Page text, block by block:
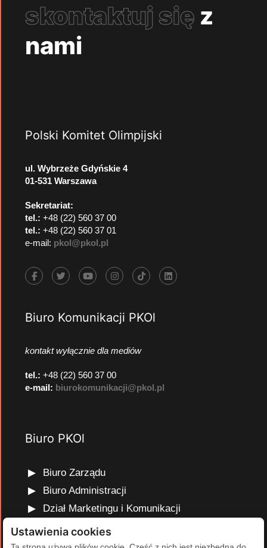
skontaktuj się z
nami
Polski Komitet Olimpijski
ul. Wybrzeże Gdyńskie 4
01-531 Warszawa
Sekretariat:
tel.: +48 (22) 560 37 00
tel.: +48 (22) 560 37 01
e-mail: pkol@pkol.pl
Biuro Komunikacji PKOl
kontakt wyłącznie dla mediów
tel.: +48 (22) 560 37 00
e-mail: biurokomunikacji@pkol.pl
Biuro PKOl
Biuro Zarządu
Biuro Administracji
Dział Marketingu i Komunikacji
Dział Edukacji Olimpijskiej
Dział Finansów i Kadr
Ustawienia cookies